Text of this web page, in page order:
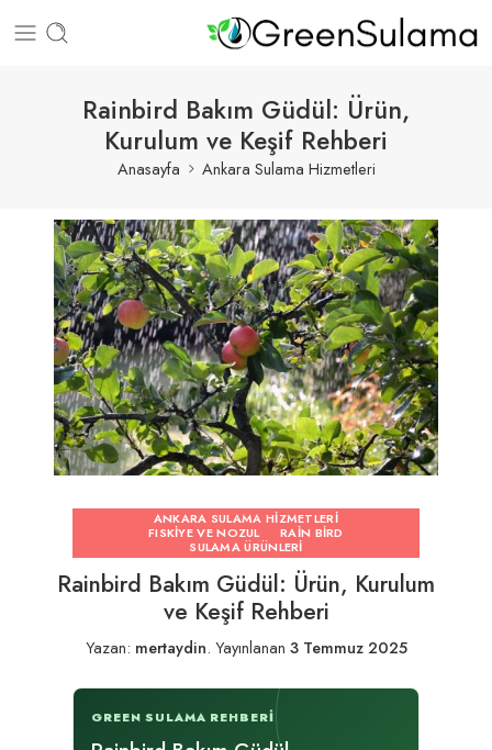
Rainbird Bakım Güdül: Ürün,
Kurulum ve Keşif Rehberi
Anasayfa Ankara Sulama Hizmetleri
ANKARA SULAMA HIZMETLERI
FISKIYE VE NOZUL
RAIN BIRD
SULAMA ÜRÜNLERI
Rainbird Bakım Güdül: Ürün, Kurulum
ve Keşif Rehberi
Yazan: mertaydin. Yayınlanan 3 Temmuz 2025
GREEN SULAMA REHBERI